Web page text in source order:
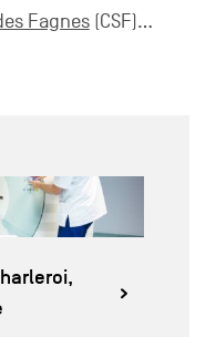
Fagnes(CSF)…